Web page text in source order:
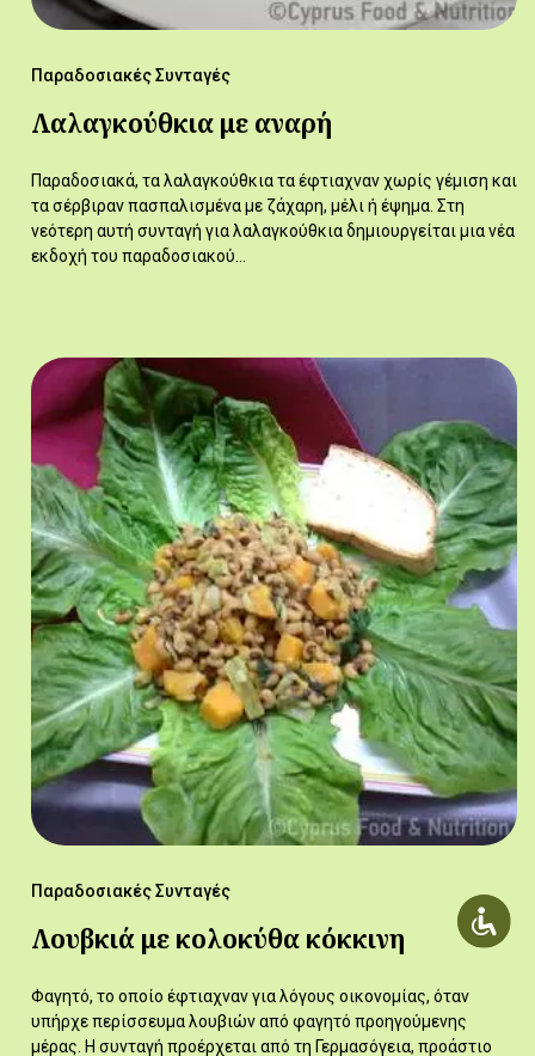
Παραδοσιακές Συνταγές
Λαλαγκούθκια με αναρή
Παραδοσιακά, τα λαλαγκούθκια τα έφτιαχναν χωρίς γέμιση και
τα σέρβιραν πασπαλισμένα με ζάχαρη, μέλι ή έψημα. Στη
νεότερη αυτή συνταγή για λαλαγκούθκια δημιουργείται μια νέα
εκδοχή του παραδοσιακού…
Παραδοσιακές Συνταγές
Λουβκιά με κολοκύθα κόκκινη
Φαγητό, το οποίο έφτιαχναν για λόγους οικονομίας, όταν
υπήρχε περίσσευμα λουβιών από φαγητό προηγούμενης
μέρας. Η συνταγή προέρχεται από τη Γερμασόγεια, προάστιο